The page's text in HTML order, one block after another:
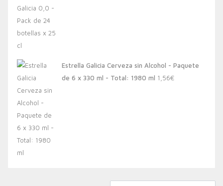
Estrella Galicia Cerveza sin Alcohol - Paquete
de 6 x 330 ml - Total: 1980 ml 1,56€